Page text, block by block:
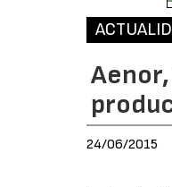
24/06/2015